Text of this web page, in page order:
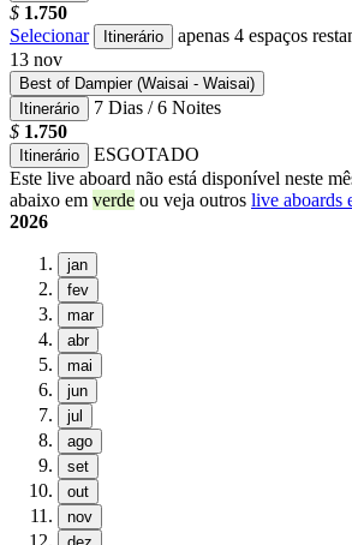
$ 1.750
Selecionar
Itinerário
apenas 4 espaços
13 nov
Best of Dampier (Waisai - Waisai)
Itinerário
7 Dias / 6 Noites
$ 1.750
Itinerário
ESGOTADO
Este live aboard não está disponível neste
abaixo em verde ou veja outros live aboards
2026
jan
fev
mar
abr
mai
jun
jul
ago
set
out
nov